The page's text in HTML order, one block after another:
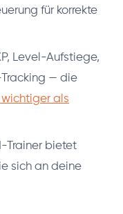
für korrekte
Level-Aufstiege,
— die
wichtiger als
Trainer bietet
sich an deine